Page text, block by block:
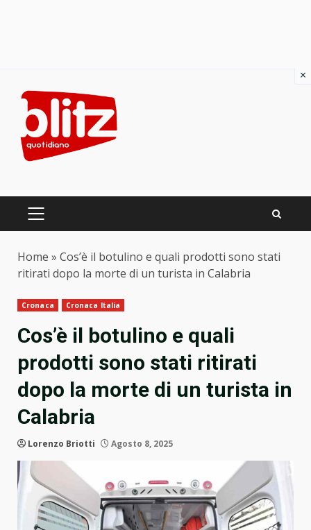
content
PRIMARY
Home » Cos’è il botulino e quali prodotti sono stati
ritirati dopo la morte di un turista in Calabria
Cronaca Cronaca Italia
Cos’è il botulino e quali
prodotti sono stati ritirati
dopo la morte di un turista in
Calabria
Lorenzo Briotti Agosto 8, 2025
×